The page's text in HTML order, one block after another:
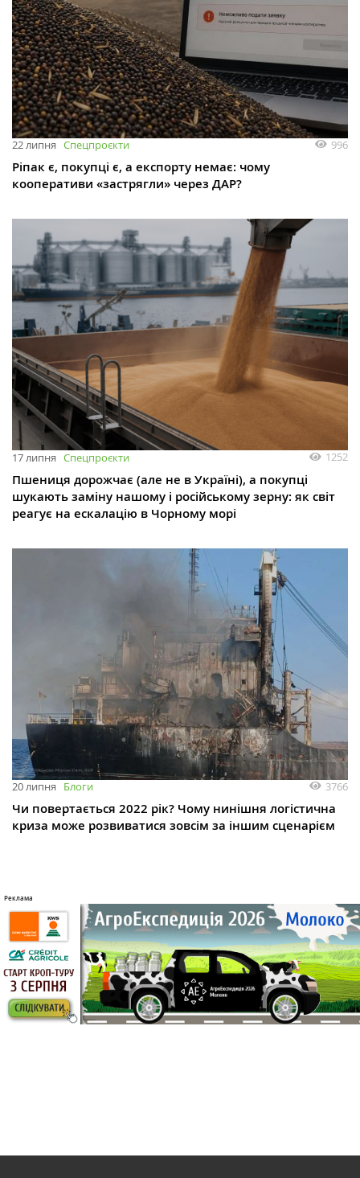
22 липня Спецпроєкти 996
Ріпак є, покупці є, а експорту немає: чому
кооперативи «застрягли» через ДАР?
17 липня Спецпроєкти 1252
Пшениця дорожчає (але не в Україні), а покупці
шукають заміну нашому і російському зерну: як світ
реагує на ескалацію в Чорному морі
20 липня Блоги 3766
Чи повертається 2022 рік? Чому нинішня логістична
криза може розвиватися зовсім за іншим сценарієм